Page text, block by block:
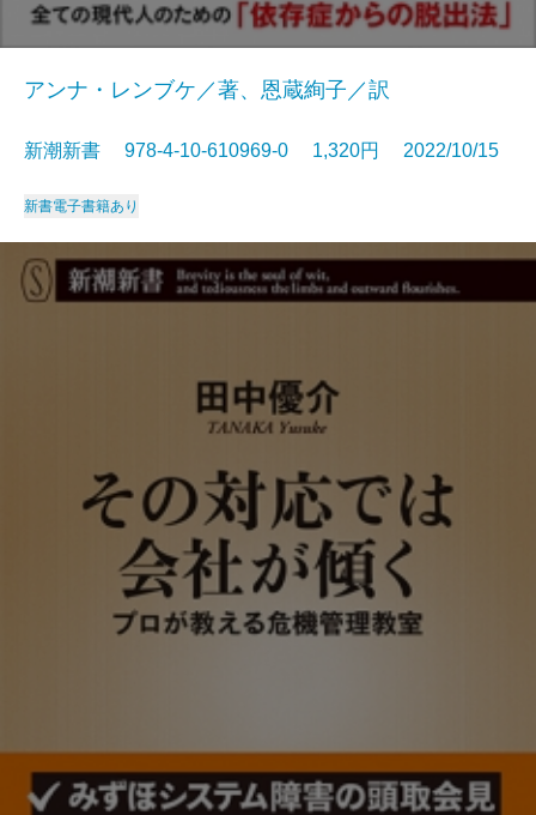
アンナ・レンブケ／著、恩蔵絢子／訳
新潮新書 978-4-10-610969-0 1,320円 2022/10/15
新書電子書籍あり